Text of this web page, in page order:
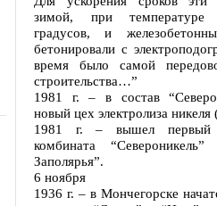
зимой, при
градусов, и
бетонировали с
время было самой
строительства…”
1981 г. – в состав
новый цех электролиза
1981 г. – вышел первый
комбината
Заполярья”.
6 ноября
1936 г. – в Мончегорске